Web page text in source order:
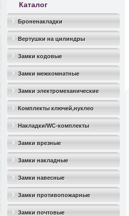
Каталог
Броненакладки
Вертушки на цилиндры
Замки кодовые
Замки межкомнатные
Замки электромеханические
Комплекты ключей,нуклео
Накладки/WC-комплекты
Замки врезные
Замки накладные
Замки навесные
Замки противопожарные
Замки почтовые